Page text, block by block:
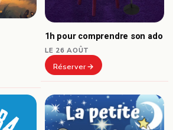
1h pour comprendre son ado
LE 26 AOÛT
Réserver